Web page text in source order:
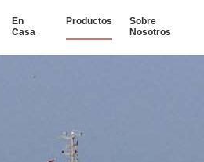
En
Casa
Productos
Sobre
Nosotros